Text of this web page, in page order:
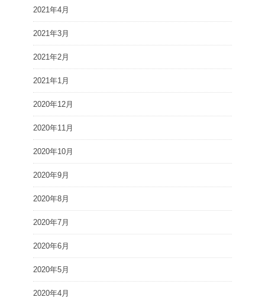
2021年4月
2021年3月
2021年2月
2021年1月
2020年12月
2020年11月
2020年10月
2020年9月
2020年8月
2020年7月
2020年6月
2020年5月
2020年4月